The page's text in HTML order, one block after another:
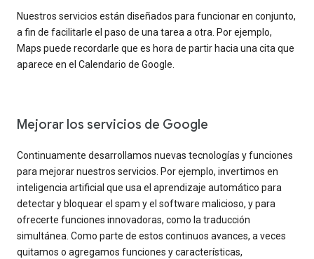
Nuestros servicios están diseñados para funcionar en conjunto,
a fin de facilitarle el paso de una tarea a otra. Por ejemplo,
Maps puede recordarle que es hora de partir hacia una cita que
aparece en el Calendario de Google.
Mejorar los servicios de Google
Continuamente desarrollamos nuevas tecnologías y funciones
para mejorar nuestros servicios. Por ejemplo, invertimos en
inteligencia artificial que usa el aprendizaje automático para
detectar y bloquear el spam y el software malicioso, y para
ofrecerte funciones innovadoras, como la traducción
simultánea. Como parte de estos continuos avances, a veces
quitamos o agregamos funciones y características,